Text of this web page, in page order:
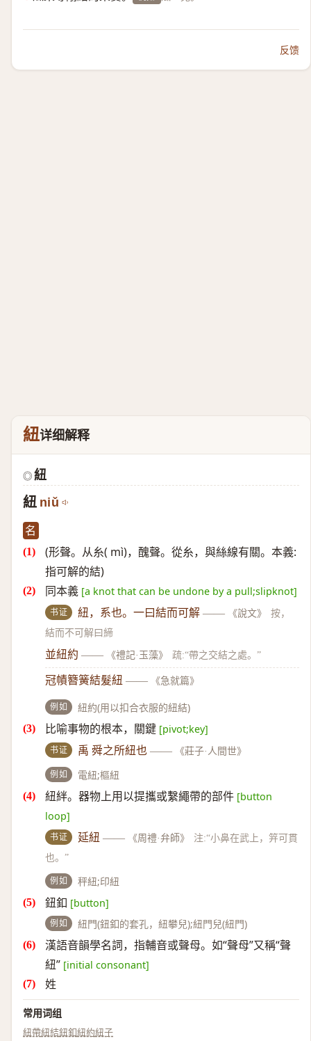
反馈
紐详细解释
◎ 紐
紐 niǔ
名
(形聲。从糸( mì)，醜聲。從糸，與絲線有關。本義:
指可解的結)
同本義 [a knot that can be undone by a pull;slipknot]
书证 紐，系也。一曰結而可解 —— 《說文》
按，
結而不可解曰締
並紐約 —— 《禮記·玉藻》 疏:“帶之交結之處。”
冠幘簪簧結髮紐 —— 《急就篇》
例如 紐約(用以扣合衣服的紐結)
比喻事物的根本，關鍵 [pivot;key]
书证 禹 舜之所紐也 —— 《莊子·人間世》
例如 電紐;樞紐
紐絆。器物上用以提攜或繫繩帶的部件 [button
loop]
书证 延紐 —— 《周禮·弁師》
注:“小鼻在武上，笄可貫
也。”
例如 秤紐;印紐
鈕釦 [button]
例如 紐門(鈕釦的套孔，紐攀兒);紐門兒(紐門)
漢語音韻學名詞，指輔音或聲母。如“聲母”又稱“聲
紐” [initial consonant]
姓
常用词组
紐帶紐結鈕釦紐約紐子